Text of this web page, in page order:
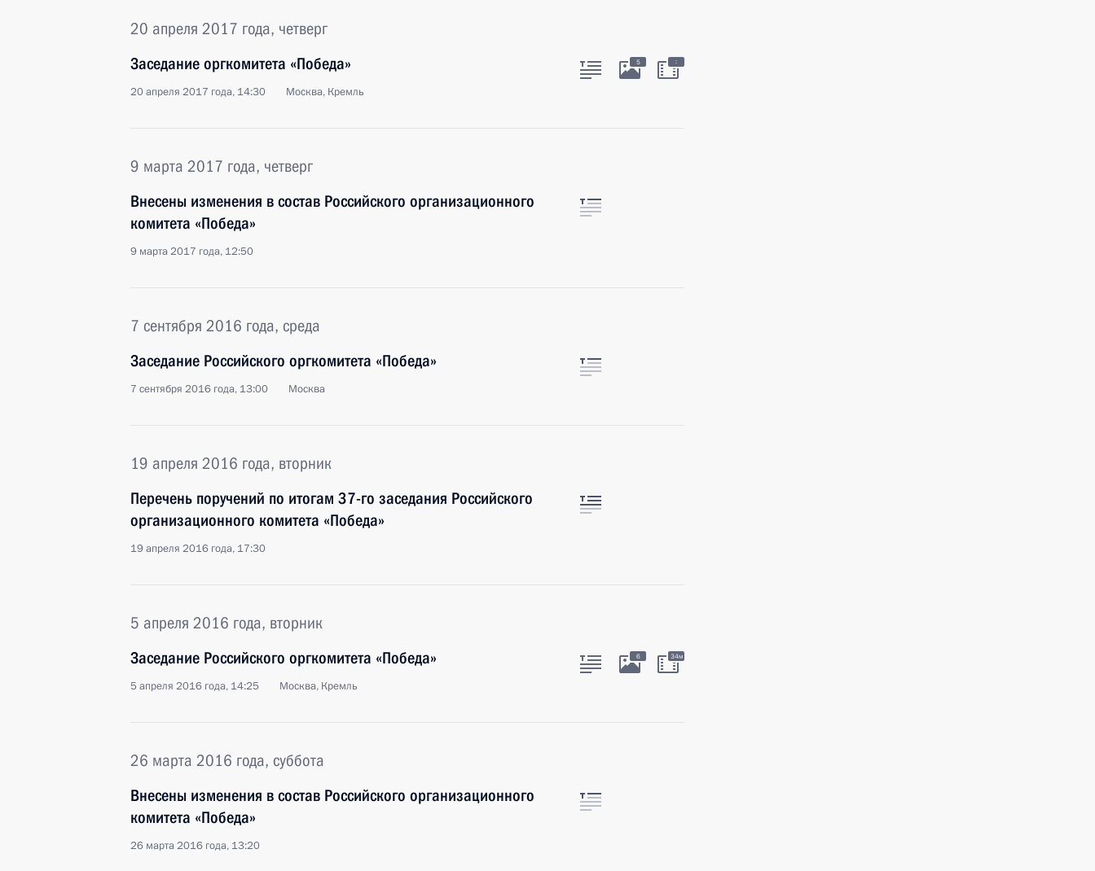
20 апреля 2017 года, четверг
Заседание оргкомитета «Победа»
20 апреля 2017 года, 14:30 Москва, Кремль
5 :
9 марта 2017 года, четверг
Внесены изменения в состав Российского организационного
комитета «Победа»
9 марта 2017 года, 12:50
7 сентября 2016 года, среда
Заседание Российского оргкомитета «Победа»
7 сентября 2016 года, 13:00 Москва
19 апреля 2016 года, вторник
Перечень поручений по итогам 37-го заседания Российского
организационного комитета «Победа»
19 апреля 2016 года, 17:30
5 апреля 2016 года, вторник
Заседание Российского оргкомитета «Победа»
5 апреля 2016 года, 14:25 Москва, Кремль
6 34м
26 марта 2016 года, суббота
Внесены изменения в состав Российского организационного
комитета «Победа»
26 марта 2016 года, 13:20